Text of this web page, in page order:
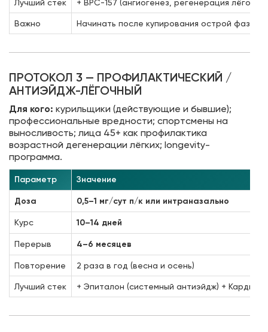
Лучший стек + BPC-157 (ангиогенез, регенерация
Важно Начинать после купирования острой фазы
ПРОТОКОЛ 3 — ПРОФИЛАКТИЧЕСКИЙ /
АНТИЭЙДЖ-ЛЁГОЧНЫЙ
Для кого: курильщики (действующие и бывшие);
профессиональные вредности; спортсмены на
выносливость; лица 45+ как профилактика
возрастной дегенерации лёгких; longevity-
программа.
Параметр Значение
Доза 0,5–1 мг/сут п/к или интраназально
Курс 10–14 дней
Перерыв 4–6 месяцев
Повторение 2 раза в год (весна и осень)
Лучший стек + Эпиталон (системный антиэйдж) +